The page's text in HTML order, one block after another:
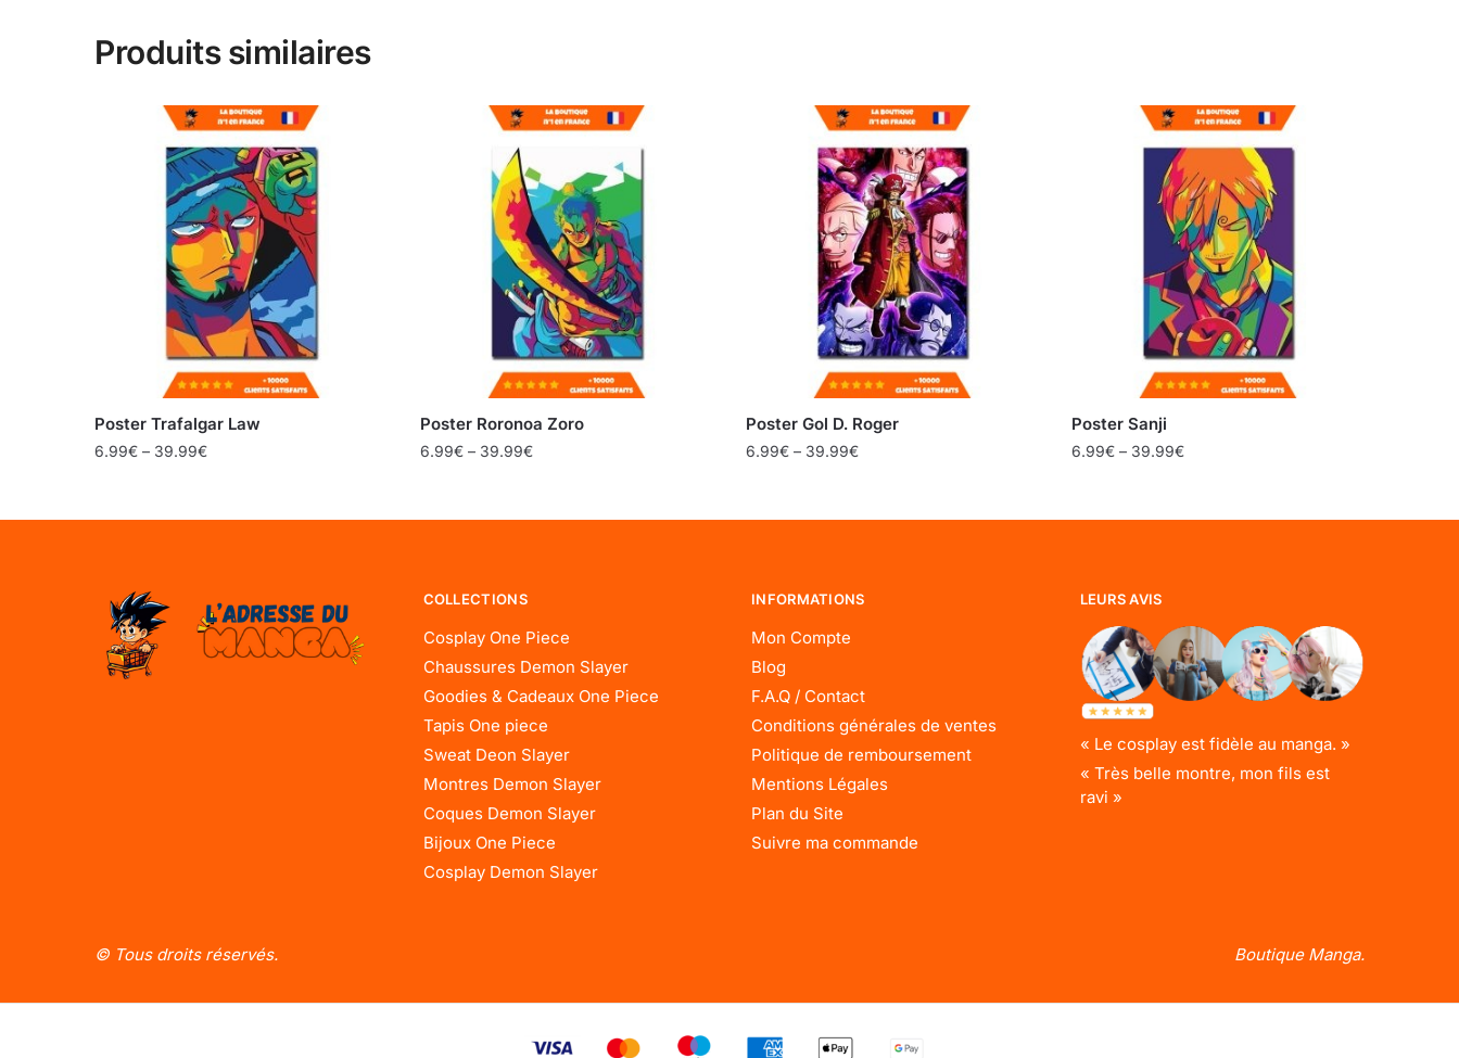
Produits similaires
Poster Trafalgar Law
6.99€ – 39.99€
Poster Roronoa Zoro
6.99€ – 39.99€
Poster Gol D. Roger
6.99€– 39.99€
Poster Sanji
6.99€– 39.99€
COLLECTIONS
Cosplay One Piece
Chaussures Demon Slayer
Goodies & Cadeaux One Piece
Tapis One piece
Sweat Deon Slayer
Montres Demon Slayer
Coques Demon Slayer
Bijoux One Piece
Cosplay Demon Slayer
INFORMATIONS
Mon Compte
Blog
F.A.Q / Contact
Conditions générales de ventes
Politique de remboursement
Mentions Légales
Plan du Site
Suivre ma commande
LEURS AVIS
« Le cosplay est fidèle au manga. »
« Très belle montre, mon fils est
ravi »
© Tous droits réservés. Boutique Manga.